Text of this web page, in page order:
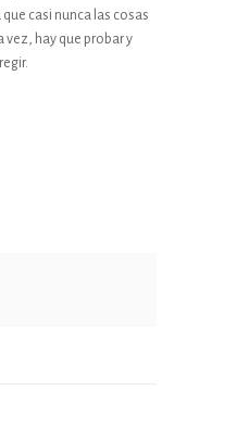
casi nunca las cosas
vez, hay que probar y